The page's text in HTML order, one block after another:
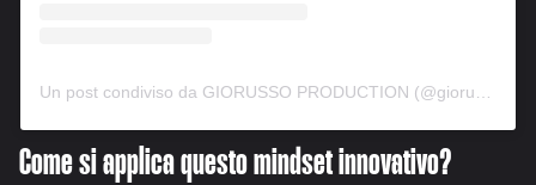
Come si applica questo mindset innovativo?